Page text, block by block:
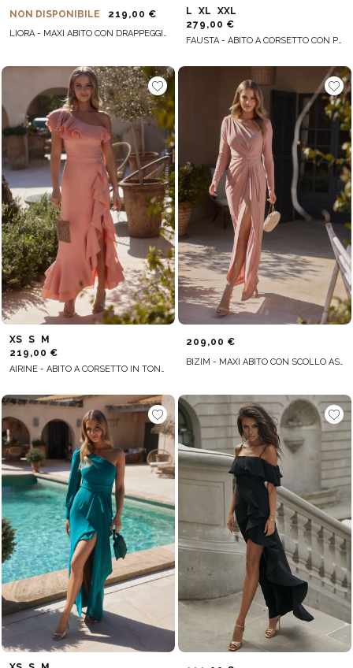
NON DISPONIBILE 219,00 €
LIORA - MAXI ABITO CON DRAPPEGGIO SOTTILE E FONDO SVASATO
L XL
XXL
279,00 €
FAUSTA - ABITO A CORSETTO CON PIUME
XS S
M
219,00 €
AIRINE - ABITO A CORSETTO IN TONALITÀ PESCA CON SCOLLO ASIMMETRICO E BALZE
209,00 €
BIZIM - MAXI ABITO CON SCOLLO ASIMMETRICO, DRAPPEGGIO E SVASATURA ELEGANTE